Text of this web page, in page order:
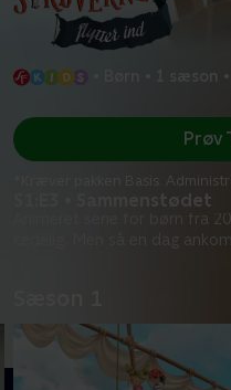
•
S1:E3 • Sammenstødet
Animeret serie for børn fra
kedelig. Men så en dag
Prøv
*Kræver pakken Basis.